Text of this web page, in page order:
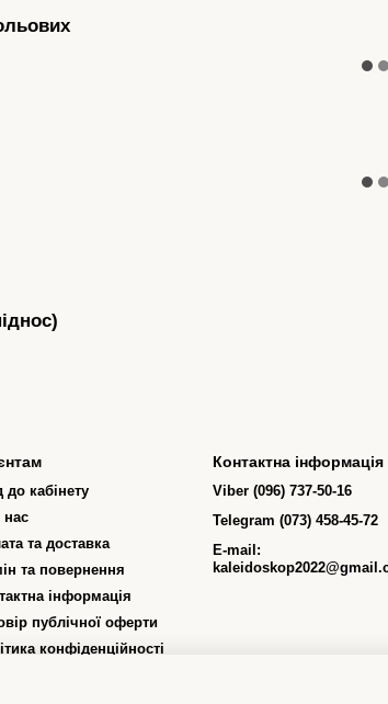
до кабінету
нас
та доставка
та повернення
інформація
публічної оферти
конфіденційності
Контактна інформація
Viber (096) 737-50-16
Telegram (073) 458-45-72
E-mail: